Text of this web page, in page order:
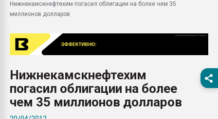
первый план в
28.07.2026
ситуацией на
Всё, что касается
Нижнекамскнефтехим погасил облигации на более чем 35
миллионов долларов
Нижнекамскнефтехим
погасил облигации на более
чем 35 миллионов долларов